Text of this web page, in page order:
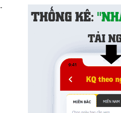
Chính sách